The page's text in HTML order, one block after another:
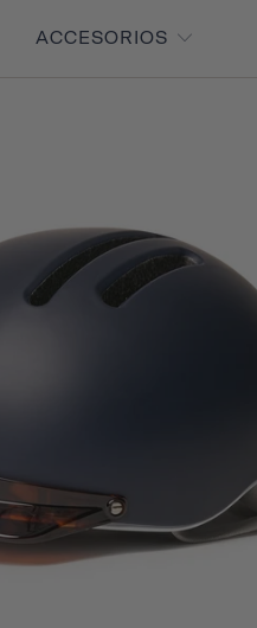
ACCESORIOS